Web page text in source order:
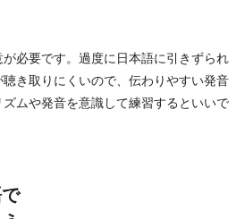
必要です。過度に日本語に引きずられ
き取りにくいので、伝わりやすい発音
ムや発音を意識して練習するといいで